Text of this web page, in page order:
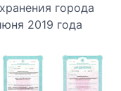
города
2019 года